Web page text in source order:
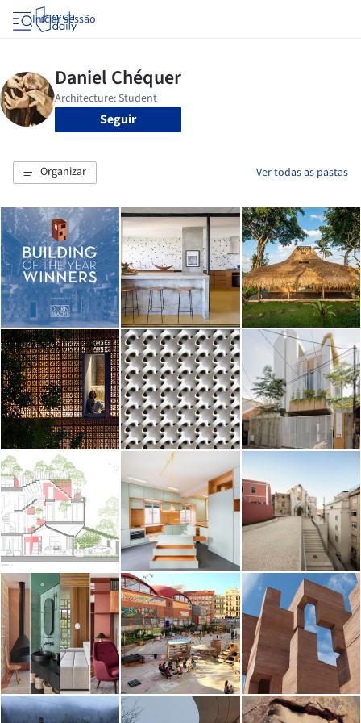
Iniciar sessão
Seguir
Organizar Ver todas as pastas